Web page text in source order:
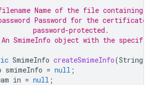
Name of the file containing
Password for the certificate
password-protected.
SmimeInfo object with the
SmimeInfo createSmimeInfo(String
smimeInfo = null ;
in = null ;